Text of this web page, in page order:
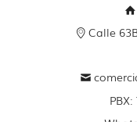
Calle